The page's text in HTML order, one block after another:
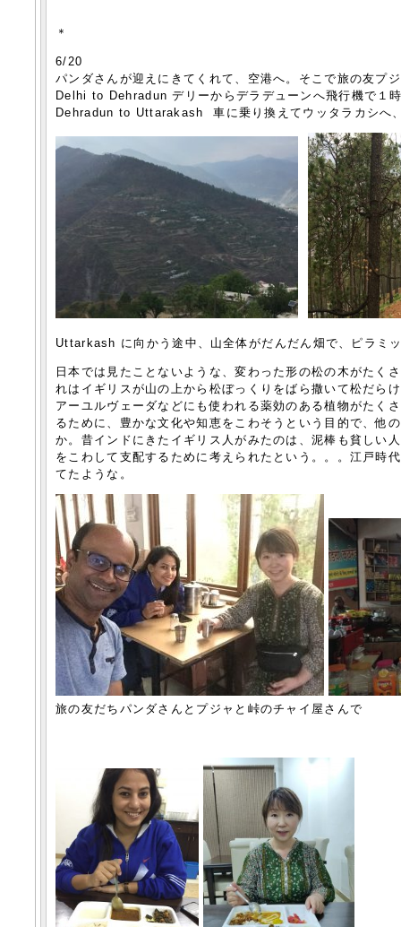
＊
6/20
パンダさんが迎えにきてくれて、空港へ。そこで旅の友プ
Delhi to Dehradun デリーからデラデューンへ飛行機で１
Dehradun to Uttarakash 車に乗り換えてウッタラカシへ
Uttarkash に向かう途中、山全体がだんだん畑で、ピラミ
日本では見たことないような、変わった形の松の木がたく
れはイギリスが山の上から松ぼっくりをばら撒いて松だら
アーユルヴェーダなどにも使われる薬効のある植物がたく
るために、豊かな文化や知恵をこわそうという目的で、他
か。昔インドにきたイギリス人がみたのは、泥棒も貧しい
をこわして支配するために考えられたという。。。江戸時
てたような。
旅の友だちパンダさんとプジャと峠のチャイ屋さんで